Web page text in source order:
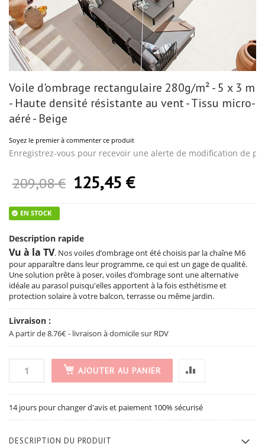
Voile d'ombrage rectangulaire 280g/m² - 5 x 3 m
- Haute densité résistante au vent - Tissu micro-
aéré - Beige
Soyez le premier à commenter ce produit
Enregistrez-vous pour recevoir une alerte de modification de
209,08 € Prix Spécial
125,45 €
EN STOCK
Description rapide
Vu à la TV. Nos voiles d’ombrage ont été choisis par la chaîne M6
pour apparaître dans leur programme, ce qui est un gage de qualité.
Une solution prête à poser, voiles d’ombrage sont une alternative
idéale au parasol puisqu'elles apportent à la fois esthétisme et
protection solaire à votre balcon, terrasse ou même jardin.
Livraison :
A partir de 8.76€ - livraison à domicile sur RDV
AJOUTER AU PANIER
14 jours pour changer d'avis et paiement 100% sécurisé
to
beginning
of
the
images
gallery
DESCRIPTION DU PRODUIT